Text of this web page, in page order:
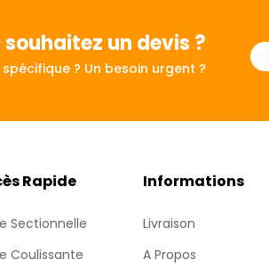
souhaitez un devis ?
? Un besoin urgent ?
Rapide
Sectionnelle
Coulissante
Informations
Livraison
A Propos